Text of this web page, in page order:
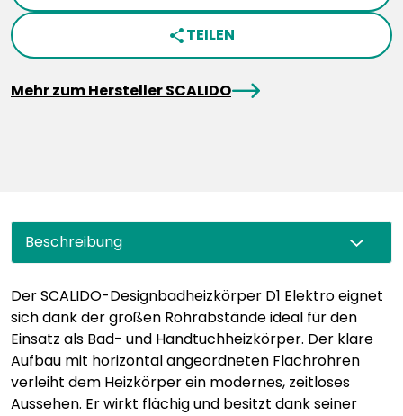
share TEILEN
Mehr zum Hersteller SCALIDOarrowRight
Beschreibung
Der SCALIDO-Designbadheizkörper D1 Elektro eignet
sich dank der großen Rohrabstände ideal für den
Einsatz als Bad- und Handtuchheizkörper. Der klare
Aufbau mit horizontal angeordneten Flachrohren
verleiht dem Heizkörper ein modernes, zeitloses
Aussehen. Er wirkt flächig und besitzt dank seiner